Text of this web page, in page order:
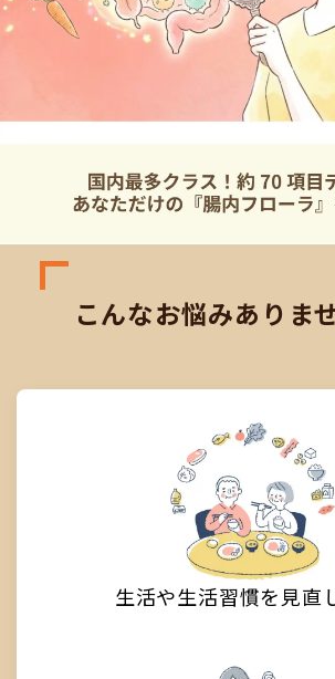
こんなお悩みありま
生活や生活習慣を見直